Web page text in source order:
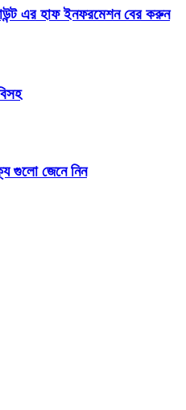
এর হাফ ইনফরমেশন বের করুন
গুলো জেনে নিন